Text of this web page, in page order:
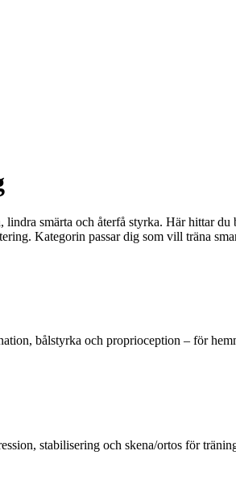
smärta och återfå styrka. Här hittar
Kategorin passar dig som vill träna
bålstyrka och proprioception – för
stabilisering och skena/ortos för